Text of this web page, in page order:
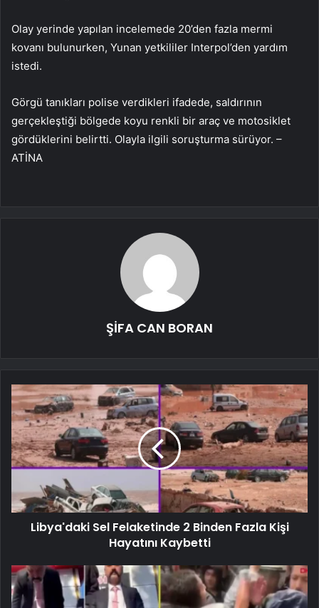
Olay yerinde yapılan incelemede 20’den fazla mermi
kovanı bulunurken, Yunan yetkililer Interpol’den yardım
istedi.
Görgü tanıkları polise verdikleri ifadede, saldırının
gerçekleştiği bölgede koyu renkli bir araç ve motosiklet
gördüklerini belirtti. Olayla ilgili soruşturma sürüyor. –
ATİNA
ŞİFA CAN BORAN
Libya'daki Sel Felaketinde 2 Binden Fazla Kişi
Hayatını Kaybetti